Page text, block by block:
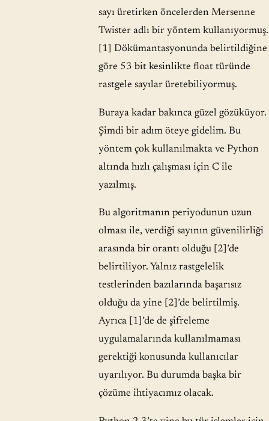
sayı üretirken öncelerden Mersenne
Twister adlı bir yöntem kullanıyormuş.
[1] Dökümantasyonunda belirtildiğine
göre 53 bit kesinlikte float türünde
rastgele sayılar üretebiliyormuş.
Buraya kadar bakınca güzel gözüküyor.
Şimdi bir adım öteye gidelim. Bu
yöntem çok kullanılmakta ve Python
altında hızlı çalışması için C ile
yazılmış.
Bu algoritmanın periyodunun uzun
olması ile, verdiği sayının güvenilirliği
arasında bir orantı olduğu [2]’de
belirtiliyor. Yalnız rastgelelik
testlerinden bazılarında başarısız
olduğu da yine [2]’de belirtilmiş.
Ayrıca [1]’de de şifreleme
uygulamalarında kullanılmaması
gerektiği konusunda kullanıcılar
uyarılıyor. Bu durumda başka bir
çözüme ihtiyacımız olacak.